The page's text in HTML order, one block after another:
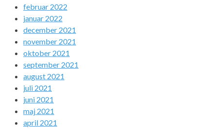
februar 2022
januar 2022
december 2021
november 2021
oktober 2021
september 2021
august 2021
juli 2021
juni 2021
maj 2021
april 2021